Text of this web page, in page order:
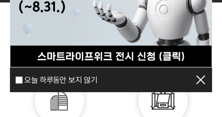
오늘 하루동안 보지 않기
2025 실적
2025 Performance